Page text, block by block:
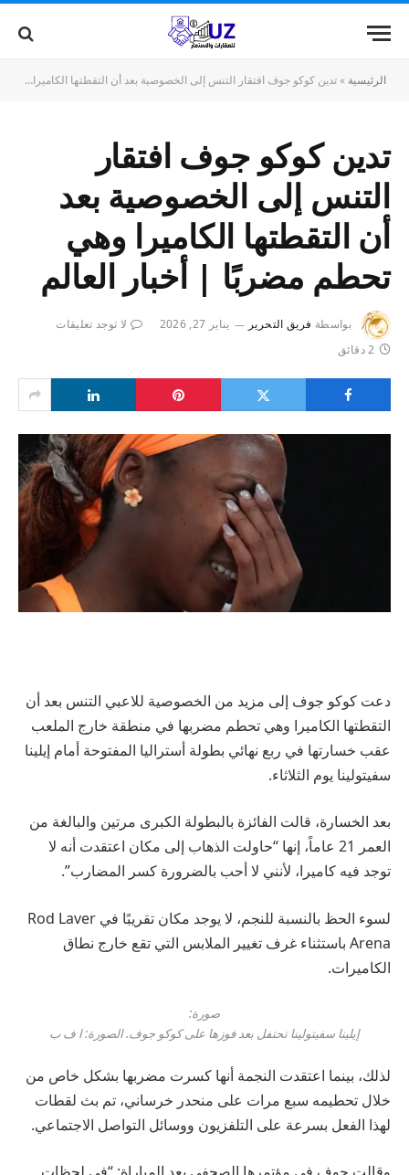
الرئيسية »تدين كوكو جوف افتقار التنس إلى الخصوصية بعد أن التقطتها الكاميرا وهي تحطم مضربًا | أخبار العالم
تدين كوكو جوف افتقار
التنس إلى الخصوصية بعد
أن التقطتها الكاميرا وهي
تحطم مضربًا | أخبار العالم
بواسطة فريق التحرير يناير 27, 2026
لا توجد تعليقات
2 دقائق
دعت كوكو جوف إلى مزيد من الخصوصية للاعبي التنس بعد أن
التقطتها الكاميرا وهي تحطم مضربها في منطقة خارج الملعب
عقب خسارتها في ربع نهائي بطولة أستراليا المفتوحة أمام إيلينا
سفيتولينا يوم الثلاثاء.
بعد الخسارة، قالت الفائزة بالبطولة الكبرى مرتين والبالغة من
العمر 21 عاماً، إنها “حاولت الذهاب إلى مكان اعتقدت أنه لا
توجد فيه كاميرا، لأنني لا أحب بالضرورة كسر المضارب”.
لسوء الحظ بالنسبة للنجم، لا يوجد مكان تقريبًا في Rod Laver
Arena باستثناء غرف تغيير الملابس التي تقع خارج نطاق
الكاميرات.
صورة:
إيلينا سفيتولينا تحتفل بعد فوزها على كوكو جوف. الصورة: ا ف ب
لذلك، بينما اعتقدت النجمة أنها كسرت مضربها بشكل خاص من
خلال تحطيمه سبع مرات على منحدر خرساني، تم بث لقطات
لهذا الفعل بسرعة على التلفزيون ووسائل التواصل الاجتماعي.